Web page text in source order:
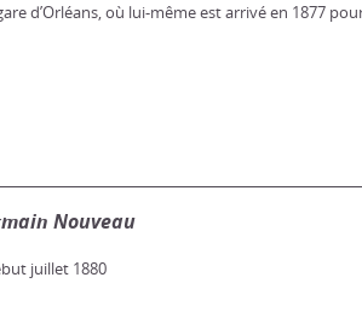
d’Orléans, où lui-même est arrivé en 1877
Nouveau
juillet 1880